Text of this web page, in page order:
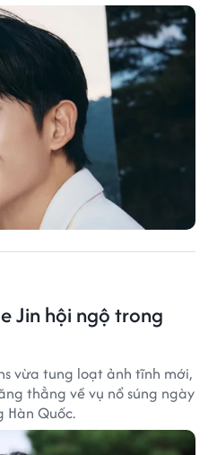
Jin hội ngộ trong
vừa tung loạt ảnh tĩnh mới,
thẳng về vụ nổ súng ngày
Quốc.